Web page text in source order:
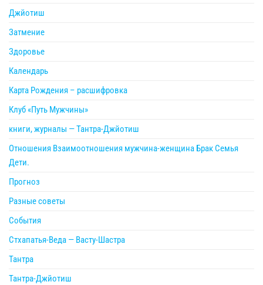
Джйотиш
Затмение
Здоровье
Календарь
Карта Рождения – расшифровка
Клуб «Путь Мужчины»
книги, журналы — Тантра-Джйотиш
Отношения Взаимоотношения мужчина-женщина Брак Семья
Дети.
Прогноз
Разные советы
События
Стхапатья-Веда — Васту-Шастра
Тантра
Тантра-Джйотиш